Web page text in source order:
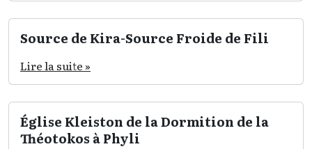
Source de Kira-Source Froide de Fili
Lire la suite »
Église Kleiston de la Dormition de la
Théotokos à Phyli